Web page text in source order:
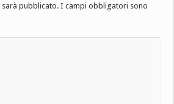
pubblicato. I campi obbligatori sono